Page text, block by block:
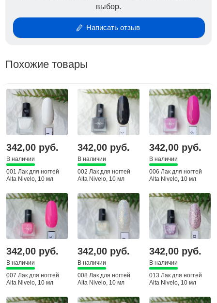
выбор.
Написать отзыв
Похожие товары
342,00 руб.
В наличии
001 Лак для ногтей
Alta Nivelo, 10 мл
342,00 руб.
В наличии
002 Лак для ногтей
Alta Nivelo, 10 мл
342,00 руб.
В наличии
006 Лак для ногтей
Alta Nivelo, 10 мл
342,00 руб.
В наличии
007 Лак для ногтей
Alta Nivelo, 10 мл
342,00 руб.
В наличии
008 Лак для ногтей
Alta Nivelo, 10 мл
342,00 руб.
В наличии
013 Лак для ногтей
Alta Nivelo, 10 мл